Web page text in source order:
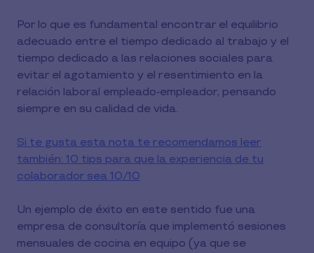
Por lo que es fundamental encontrar el equilibrio
adecuado entre el tiempo dedicado al trabajo y el
tiempo dedicado a las relaciones sociales para
evitar el agotamiento y el resentimiento en la
relación laboral empleado-empleador, pensando
siempre en su calidad de vida.
Si te gusta esta nota te recomendamos leer
también: 10 tips para que la experiencia de tu
colaborador sea 10/10
Un ejemplo de éxito en este sentido fue una
empresa de consultoría que implementó sesiones
mensuales de cocina en equipo (ya que se